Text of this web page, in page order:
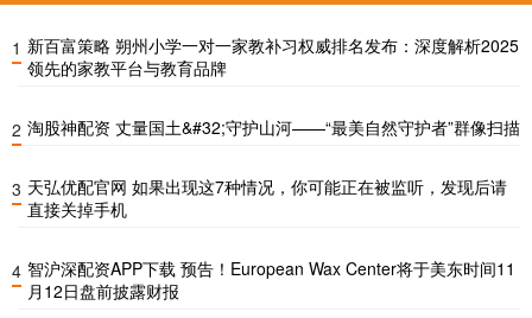
1 新百富策略 朔州小学一对一家教补习权威排名发布：深度解析2025
领先的家教平台与教育品牌
2 淘股神配资 丈量国土&#32;守护山河——“最美自然守护者”群像扫描
3 天弘优配官网 如果出现这7种情况，你可能正在被监听，发现后请
直接关掉手机
4 智沪深配资APP下载 预告！European Wax Center将于美东时间11
月12日盘前披露财报